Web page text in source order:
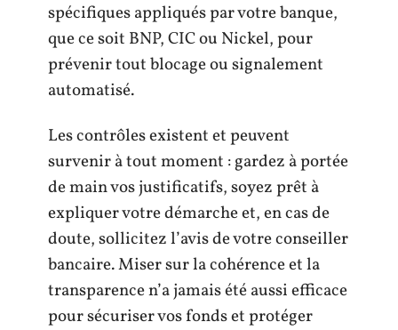
spécifiques appliqués par votre banque,
que ce soit BNP, CIC ou Nickel, pour
prévenir tout blocage ou signalement
automatisé.
Les contrôles existent et peuvent
survenir à tout moment : gardez à portée
de main vos justificatifs, soyez prêt à
expliquer votre démarche et, en cas de
doute, sollicitez l’avis de votre conseiller
bancaire. Miser sur la cohérence et la
transparence n’a jamais été aussi efficace
pour sécuriser vos fonds et protéger